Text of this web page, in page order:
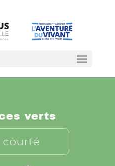
verts
courte